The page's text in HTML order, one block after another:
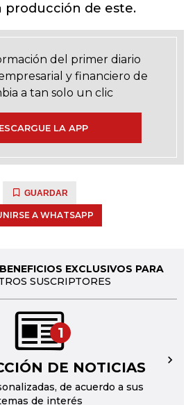
producción de este.
del primer diario
y financiero de
a tan solo un clic
LA APP
GUARDAR
A WHATSAPP
EXCLUSIVOS PARA
SUSCRIPTORES
1
DE NOTICIAS
de acuerdo a sus
de interés
→